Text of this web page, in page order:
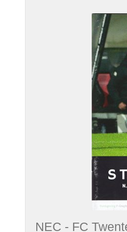
NEC - FC